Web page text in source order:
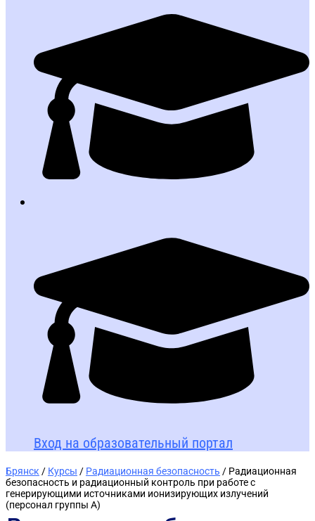
Вход на образовательный портал
Брянск / Курсы / Радиационная безопасность / Радиационная
безопасность и радиационный контроль при работе с
генерирующими источниками ионизирующих излучений
(персонал группы А)